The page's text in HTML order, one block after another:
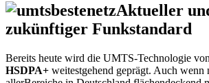
Aktueller
zukünftiger Funkstandard
Bereits heute wird die UMTS-Technologie von
HSDPA+ weitestgehend geprägt. Auch wenn